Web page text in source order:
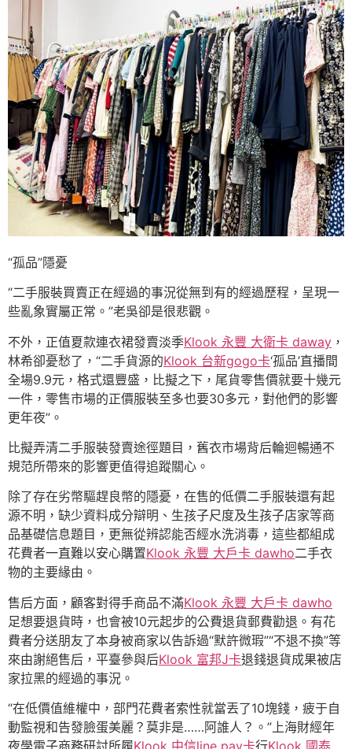
“孤品”隱憂
“二手服裝買賣正在經過的事況從無到有的經過歷程，呈現一
些亂象實屬正常。”老吳卻是很悲觀。
不外，正值夏款連衣裙發賣淡季Klook 永豐 大衛卡 daway ，
林希卻憂愁了，“二手貨源的Klook 台新gogo卡‘孤品’直播間
全場9.9元，格式還豐盛，比擬之下，尾貨零售價就要十幾元
一件，零售市場的正價服裝至多也要30多元，對他們的影響
更年夜”。
比擬弄清二手服裝發賣途徑題目，舊衣市場背后輪迴暢通不
規范所帶來的影響更值得追蹤關心。
除了存在劣幣驅趕良幣的隱憂，在售的低價二手服裝還有起
源不明，缺少資料成分辯明、生孩子尺度及生孩子店家等商
品基礎信息題目，更無從辨認能否經水洗消毒，這些都組成
花費者一直難以安心購置Klook 永豐 大戶卡 dawho二手衣
物的主要緣由。
售后方面，顧客對得手商品不滿Klook 永豐 大戶卡 dawho
足想要退貨時，也會被10元起步的公費退貨郵費勸退。有花
費者分送朋友了本身被商家以告訴過“默許微瑕”“不退不換”等
來由謝絕售后，平臺參與后Klook 富邦J卡退錢退貨成果被店
家拉黑的經過的事況。
“在低價值維權中，部門花費者索性就當丟了10塊錢，疲于自
動監視和告發臉蛋美麗？莫非是……阿誰人？。”上海財經年